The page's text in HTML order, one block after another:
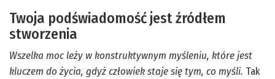
Twoja podświadomość jest źródłem
stworzenia
Wszelka moc leży w konstruktywnym myśleniu, które jest
kluczem do życia, gdyż człowiek staje się tym, co myśli. Tak